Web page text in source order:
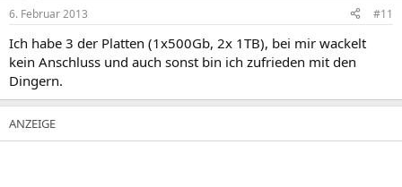
6. Februar 2013 #11
Ich habe 3 der Platten (1x500Gb, 2x 1TB), bei mir wackelt
kein Anschluss und auch sonst bin ich zufrieden mit den
Dingern.